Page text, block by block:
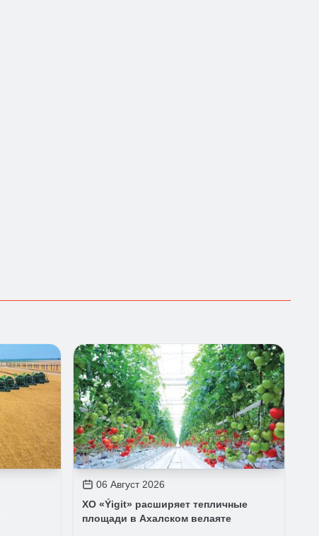
06 Август 2026
ХО «Ýigit» расширяет тепличные
площади в Ахалском велаяте